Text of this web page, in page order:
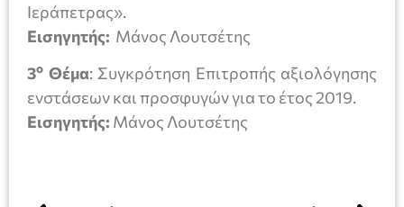
Ιεράπετρας».
Εισηγητής: Μάνος Λουτσέτης
3ο Θέμα: Συγκρότηση Επιτροπής αξιολόγησης
ενστάσεων και προσφυγών για το έτος 2019.
Εισηγητής: Μάνος Λουτσέτης